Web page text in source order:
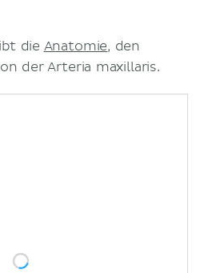
die Anatomie, den
der Arteria maxillaris.